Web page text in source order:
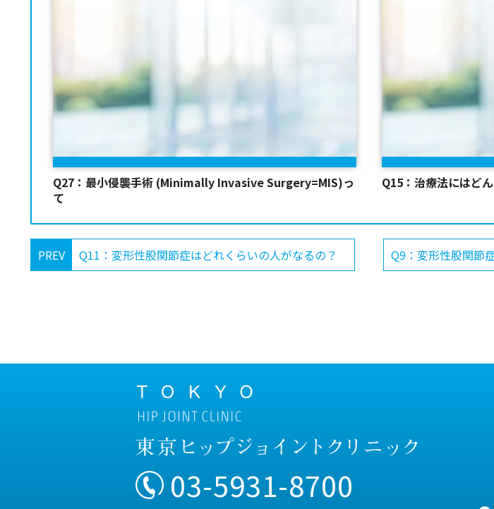
Q27：最小侵襲手術 (Minimally Invasive Surgery=MIS)っ
て
Q15：治療法にはど
PREV Q11：変形性股関節症はどれくらいの人がなるの？ Q9：変形性股関節
03-5931-8700